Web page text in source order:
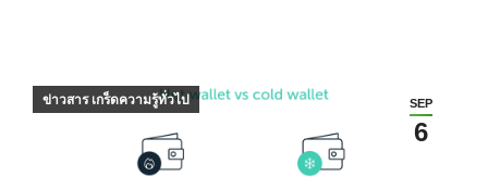
SEP
6
ข่าวสาร เกร็ดความรู้ทั่วไป